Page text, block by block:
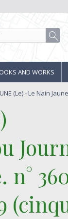
AND WORKS
(Le) - Le Nain